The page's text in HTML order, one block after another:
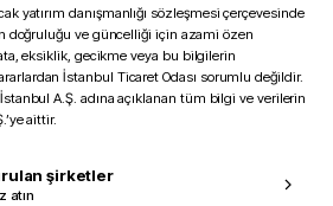
yatırım danışmanlığı sözleşmesi çerçevesinde
doğruluğu ve güncelliği için azami özen
eksiklik, gecikme veya bu bilgilerin
İstanbul Ticaret Odası sorumlu değildir.
A.Ş. adına açıklanan tüm bilgi ve verilerin
aittir.
şirketler
atın